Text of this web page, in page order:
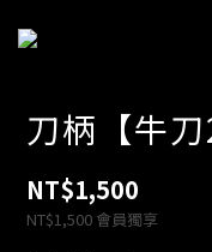
刀柄【牛
NT$1,500
NT$1,500 會員獨享